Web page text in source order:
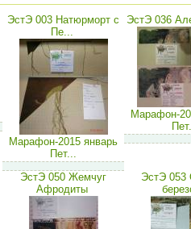
ЭстЭ 003 Натюрморт с
Пе...
Марафон-2015 январь
Пет...
ЭстЭ 036
Марафон-
ЭстЭ 050 Жемчуг
Афродиты
ЭстЭ 053